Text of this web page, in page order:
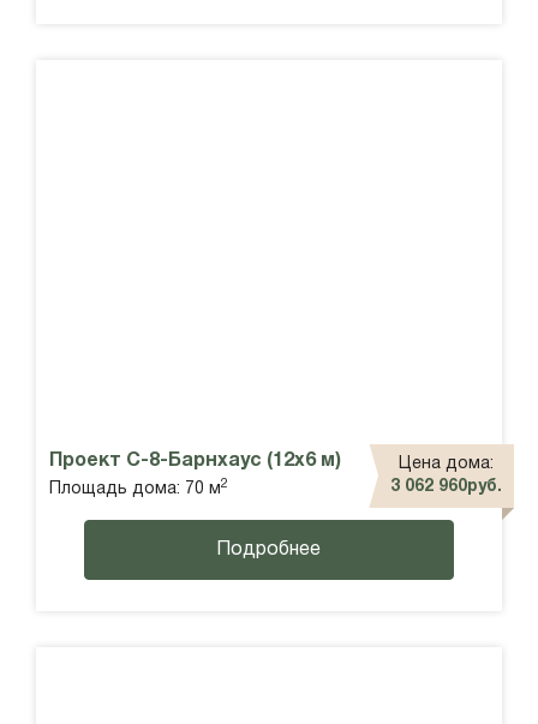
Проект С-8-Барнхаус (12х6 м)
Площадь дома: 70 м2
Цена дома:
3 062 960руб.
Подробнее